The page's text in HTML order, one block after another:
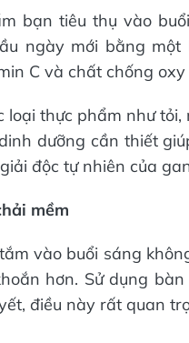
bạn tiêu thụ vào
ngày mới bằng
C và chất chống
loại thực phẩm như
dưỡng cần thiết
độc tự nhiên của
mềm
vào buổi sáng
hơn. Sử dụng
điều này rất quan